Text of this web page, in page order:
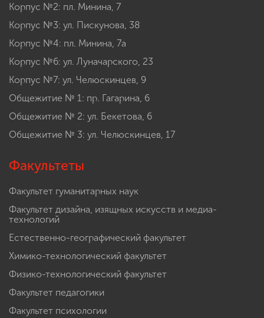
Корпус №2: пл. Минина, 7
Корпус №3: ул. Пискунова, 38
Корпус №4: пл. Минина, 7а
Корпус №6: ул. Луначарского, 23
Корпус №7: ул. Челюскинцев, 9
Общежитие № 1: пр. Гагарина, 6
Общежитие № 2: ул. Бекетова, 6
Общежитие № 3: ул. Челюскинцев, 17
Факультеты
Факультет гуманитарных наук
Факультет дизайна, изящных искусств и медиа-
технологий
Естественно-географический факультет
Химико-технологический факультет
Физико-технологический факультет
Факультет педагогики
Факультет психологии